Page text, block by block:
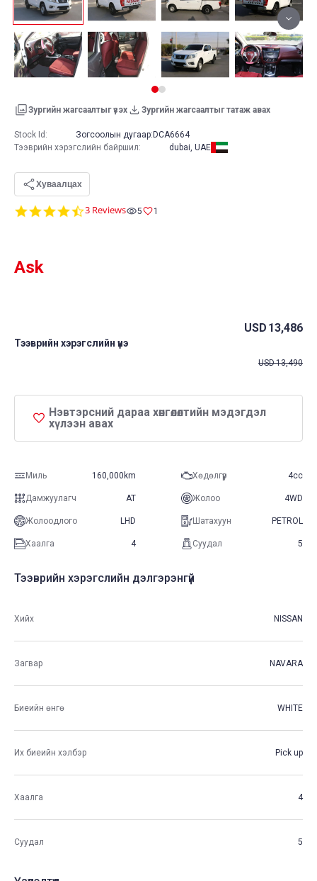
Зургийн жагсаалтыг үзэх Зургийн жагсаалтыг татаж авах
4.7
3 Reviews 5 1
Ask
Тээврийн хэрэгслийн үнэ
USD 13,486
USD13,490
Нэвтэрсний дараа хөнгөлөлтийн мэдэгдэл
хүлээн авах
Миль 160,000km Хөдөлгүүр 4cc
Дамжуулагч AT Жолоо 4WD
Жолоодлого LHD Шатахуун PETROL
Хаалга 4 Суудал 5
Stock Id: Зогсоолын дугаар: DCA6664
Тээврийн хэрэгслийн байршил: dubai, UAE
Хуваалцах
Тээврийн хэрэгслийн дэлгэрэнгүй
Хийх NISSAN
Загвар NAVARA
Биеийн өнгө WHITE
Их биеийн хэлбэр Pick up
Хаалга 4
Суудал 5